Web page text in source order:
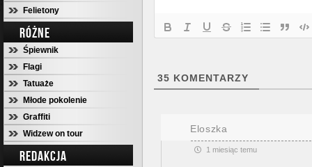
Felietony
RÓŻNE
Śpiewnik
Flagi
Tatuaże
Młode pokolenie
Graffiti
Widzew on tour
REDAKCJA
35 KOMENTARZY
Eloszka
1 miesiąc temu